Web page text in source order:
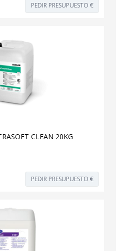
PEDIR PRESUPUESTO €
CLEAN 20KG
PEDIR PRESUPUESTO €